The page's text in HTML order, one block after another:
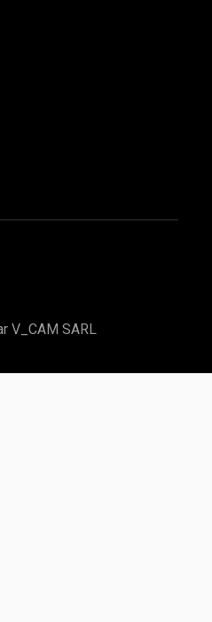
V_CAM SARL